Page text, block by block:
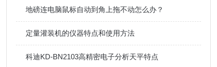
地磅连电脑鼠标自动到角上拖不动怎么办？
定量灌装机的仪器特点和使用方法
科迪KD-BN2103高精密电子分析天平特点